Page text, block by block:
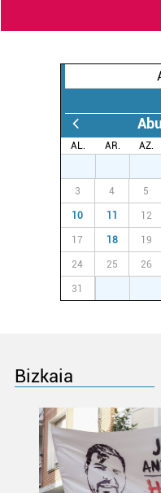
AL. AR. AZ.
3 4 5
10 11 12
17 18 19
24 25 26
31
Bizkaia